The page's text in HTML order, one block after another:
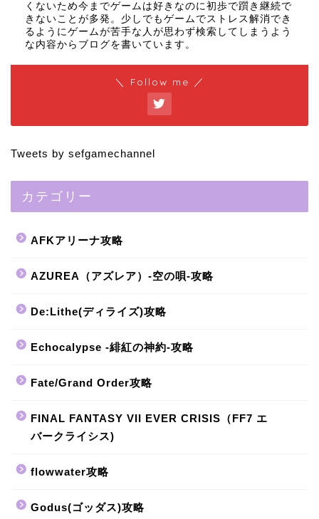
くないため今までゲームは好きなのに初歩で躓き継続で
きないことが多発。少しでもゲームでストレス解消でき
るようにゲームが苦手な人が思わず検索してしまうよう
な内容からブログを書いています。
＼ Follow me ／
Tweets by sefgamechannel
カテゴリー
AFKアリーナ攻略
AZUREA（アズレア）-空の唄-攻略
De:Lithe(ディライズ)攻略
Echocalypse -緋紅の神約-攻略
Fate/Grand Order攻略
FINAL FANTASY VII EVER CRISIS（FF7 エ
バークライシス)
flowwater攻略
Godus(ゴッダス)攻略